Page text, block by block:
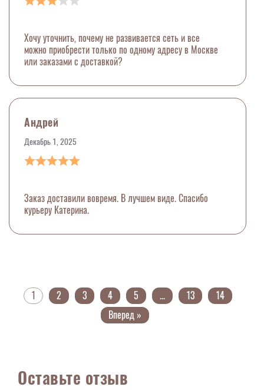
Хочу уточнить, почему не развивается сеть и все
можно приобрести только по одному адресу в Москве
или заказами с доставкой?
Андрей
Декабрь 1, 2025
Заказ доставили вовремя. В лучшем виде. Спасибо
курьеру Катерина.
1 2 3 4 5 ... 13
14
Вперед »
Оставьте отзыв